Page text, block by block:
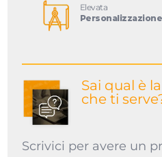
Elevata
Personalizzazione
Sai qual è
che ti
Scrivici per avere un